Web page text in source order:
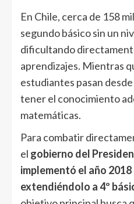
En Chile, cerca de 158
segundo básico sin un
dificultando
aprendizajes. Mientras
estudiantes pasan desde
tener el conocimiento
matemáticas.
Para combatir
el gobierno del
implementó el año
extendiéndolo a 4º